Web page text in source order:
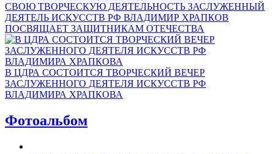
СВОЮ ТВОРЧЕСКУЮ ДЕЯТЕЛЬНОСТЬ ЗАСЛУЖЕННЫЙ
ДЕЯТЕЛЬ ИСКУССТВ РФ ВЛАДИМИР ХРАПКОВ
ПОСВЯЩАЕТ ЗАЩИТНИКАМ ОТЕЧЕСТВА
В ЦДРА СОСТОИТСЯ ТВОРЧЕСКИЙ ВЕЧЕР
ЗАСЛУЖЕННОГО ДЕЯТЕЛЯ ИСКУССТВ РФ
ВЛАДИМИРА ХРАПКОВА
Фотоальбом